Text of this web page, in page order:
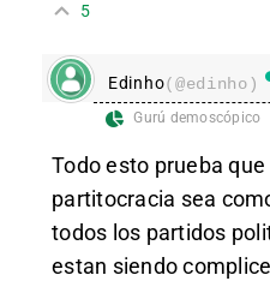
5
Edinho(@edinho)
Gurú demoscópico
Todo esto prueba
partitocracia sea
todos los partidos
estan siendo